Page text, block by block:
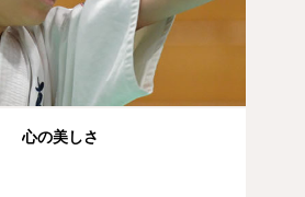
心の美しさ